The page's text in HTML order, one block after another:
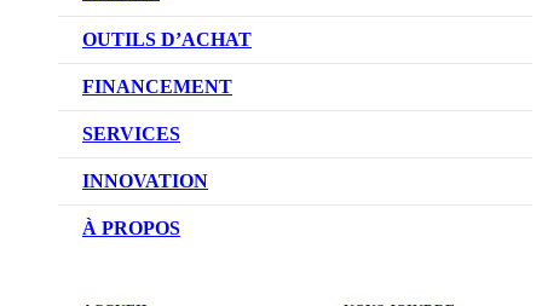
OFFRES DU CONCESSIONNAIRE
OUTILS D’ACHAT
CONFIGUREZ VOTRE VÉHICULE
RÉSERVEZ UN ESSAI ROUTIER
DEMANDEZ UN PRIX
FINANCEMENT
NOTRE DIFFÉRENCE
DEMANDE DE CRÉDIT AUTO
SERVICES
NOTRE PROMESSE
PRENDRE UN RENDEZ-VOUS
INNOVATION
TECHNOLOGIE SKYACTIV
À PROPOS